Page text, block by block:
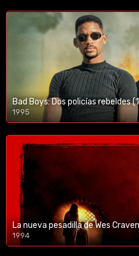
Bad Boys: Dos policías rebeldes
1995
1080p/720p
La nueva pesadilla de Wes
1994
1080p/720p